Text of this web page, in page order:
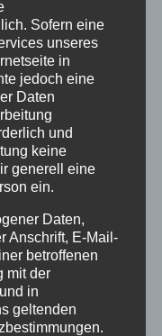
Sofern eine
unseres
in
jedoch eine
Daten
und
keine
generell eine
ein.
Daten,
Anschrift, E-Mail-
betroffenen
mit der
in
geltenden